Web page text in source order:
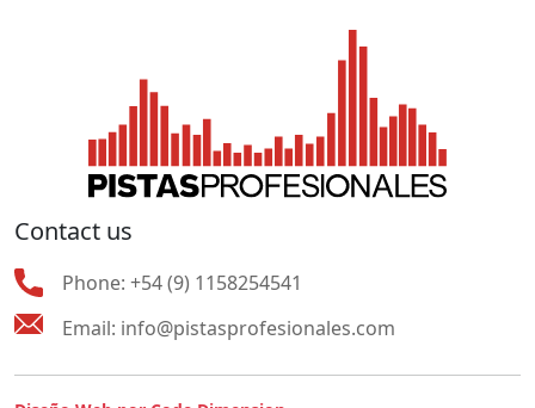
Contact us
Phone: +54 (9) 1158254541
Email: info@pistasprofesionales.com